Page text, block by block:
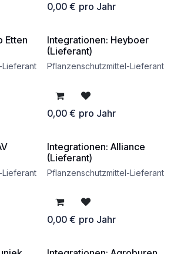
0,00€ pro Jahr
Etten
Lieferant kostenlos
Integrationen: Heyboer
(Lieferant)
Pflanzenschutzmittel-Lieferant
0,00€ pro Jahr
Lieferant kostenlos
Integrationen: Alliance
(Lieferant)
Pflanzenschutzmittel-Lieferant
0,00€ pro Jahr